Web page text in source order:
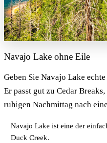
Navajo Lake ohne Eile
Geben Sie Navajo Lake
Er passt gut zu Cedar
ruhigen Nachmittag nach
Navajo Lake ist eine der
Duck Creek.